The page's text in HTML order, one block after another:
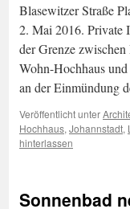
Blasewitzer Straße
2. Mai 2016. Private
der Grenze zwischen
Wohn-Hochhaus
an der Einmündung
Veröffentlicht unter
Hochhaus, Johannstadt,
hinterlassen
Sonnenbad